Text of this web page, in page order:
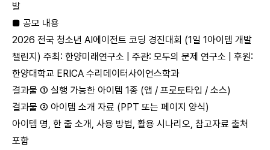
발
■ 공모 내용
2026 전국 청소년 AI에이전트 코딩 경진대회 (1일 1아이템 개발
챌린지) 주최: 한양미래연구소 | 주관: 모두의 문제 연구소 | 후원:
한양대학교 ERICA 수리데이터사이언스학과
결과물 ① 실행 가능한 아이템 1종 (앱 / 프로토타입 / 소스)
결과물 ② 아이템 소개 자료 (PPT 또는 페이지 양식)
아이템 명, 한 줄 소개, 사용 방법, 활용 시나리오, 참고자료 출처
포함